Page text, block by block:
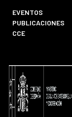
EVENTOS
PUBLICACIONES
CCE